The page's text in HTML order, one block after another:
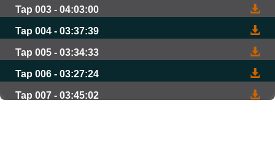
Tap 003 - 04:03:00
Tap 004 - 03:37:39
Tap 005 - 03:34:33
Tap 006 - 03:27:24
Tap 007 - 03:45:02